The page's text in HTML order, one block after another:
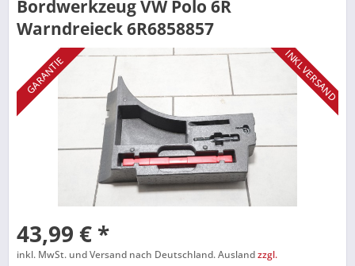
Bordwerkzeug VW Polo 6R
Warndreieck 6R6858857
GARANTIE INKL VERSAND
43,99 € *
inkl. MwSt. und Versand nach Deutschland. Auslandzzgl.